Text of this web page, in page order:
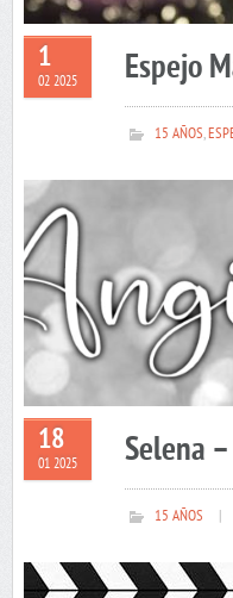
1
02 2025 Espejo
15 AÑOS,
18
01 2025 Selena
15 AÑOS